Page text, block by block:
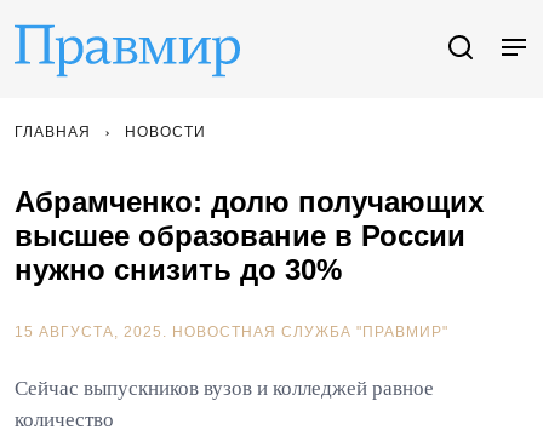
ГЛАВНАЯ НОВОСТИ
Абрамченко: долю получающих
высшее образование в России
нужно снизить до 30%
15 АВГУСТА, 2025. НОВОСТНАЯ СЛУЖБА "ПРАВМИР"
Сейчас выпускников вузов и колледжей равное
количество